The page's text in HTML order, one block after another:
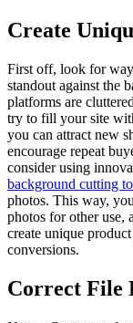
Create
First off, look for
standout against the
platforms are
try to fill your site
you can attract new
encourage repeat
consider using
background cutting
photos. This way,
photos for other use,
create unique
conversions.
Correct File